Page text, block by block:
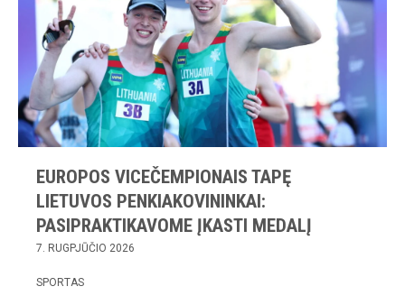
EUROPOS VICEČEMPIONAIS TAPĘ
LIETUVOS PENKIAKOVININKAI:
PASIPRAKTIKAVOME ĮKASTI MEDALĮ
7. RUGPJŪČIO 2026
SPORTAS